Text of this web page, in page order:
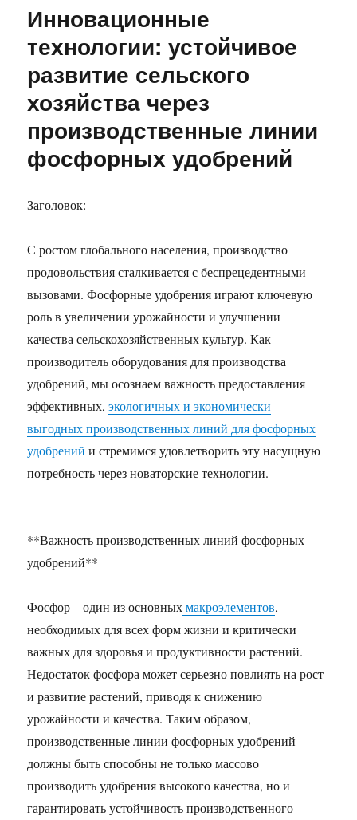
Инновационные
технологии: устойчивое
развитие сельского
хозяйства через
производственные линии
фосфорных удобрений
Заголовок:
С ростом глобального населения, производство
продовольствия сталкивается с беспрецедентными
вызовами. Фосфорные удобрения играют ключевую
роль в увеличении урожайности и улучшении
качества сельскохозяйственных культур. Как
производитель оборудования для производства
удобрений, мы осознаем важность предоставления
эффективных,экологичных и экономически
выгодных производственных линий для фосфорных
удобрений и стремимся удовлетворить эту насущную
потребность через новаторские технологии.
**Важность производственных линий фосфорных
удобрений**
Фосфор – один из основныхмакроэлементов,
необходимых для всех форм жизни и критически
важных для здоровья и продуктивности растений.
Недостаток фосфора может серьезно повлиять на рост
и развитие растений, приводя к снижению
урожайности и качества. Таким образом,
производственные линии фосфорных удобрений
должны быть способны не только массово
производить удобрения высокого качества, но и
гарантировать устойчивость производственного